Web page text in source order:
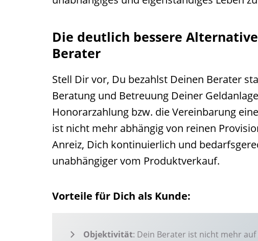
Die deutlich bessere
Berater
Stell Dir vor, Du bezahlst Deinen Berater
Beratung und Betreuung Deiner
Honorarzahlung bzw. die Vereinbarung
ist nicht mehr abhängig von reinen
Anreiz, Dich kontinuierlich und
unabhängiger vom Produktverkauf.
Vorteile für Dich als Kunde:
Objektivität: Dein Berater ist nicht mehr